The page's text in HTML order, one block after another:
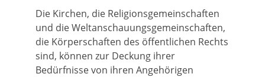
Die Kirchen, die Religionsgemeinschaften
und die Weltanschauungsgemeinschaften,
die Körperschaften des öffentlichen Rechts
sind, können zur Deckung ihrer
Bedürfnisse von ihren Angehörigen